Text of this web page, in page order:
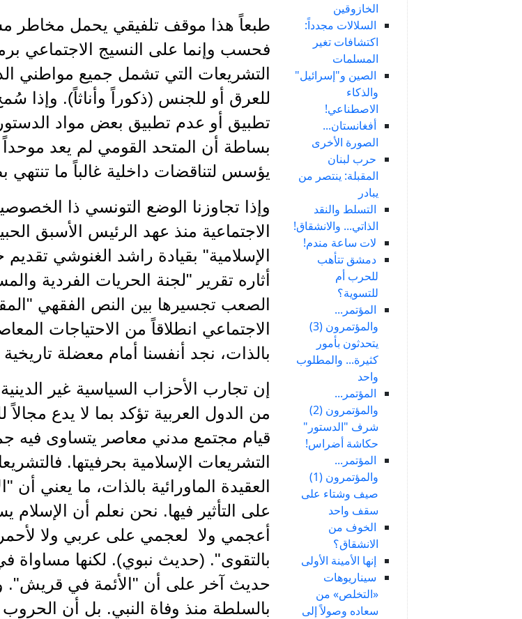
الخازوقين
السلالات مجدداً:
اكتشافات تغير
المسلمات
الصين و"إسرائيل"
والذكاء
الاصطناعي!
أفغانستان...
الصورة الأخرى
حرب لبنان
المقبلة: ينتصر من
يبادر
التسلط والنقد
الذاتي... والانشقاق!
لات ساعة مندم!
دمشق تتأهب
للحرب أم
للتسوية؟
المؤتمر...
والمؤتمرون (3)
يتحدثون بأمور
كثيرة... والمطلوب
واحد
المؤتمر...
والمؤتمرون (2)
شرف "الدستور"
حكاشة أضراس!
المؤتمر...
والمؤتمرون (1)
صيف وشتاء على
سقف واحد
الخوف من
الانشقاق؟
إنها الأمينة الأولى
سيناريوهات
«التخلص» من
سعاده وصولاً إلى
طبعاً هذا موقف تلفيقي يحمل مخاطر
فحسب وإنما على النسيج الاجتماعي
التشريعات التي تشمل جميع مواطني
للعرق أو للجنس (ذكوراً وأناثاً). وإذا
تطبيق أو عدم تطبيق بعض مواد
بساطة أن المتحد القومي لم يعد موحداً
يؤسس لتناقضات داخلية غالباً ما
وإذا تجاوزنا الوضع التونسي ذا
الاجتماعية منذ عهد الرئيس الأسبق
الإسلامية" بقيادة راشد الغنوشي
أثاره تقرير "لجنة الحريات الفردية
الصعب تجسيرها بين النص الفقهي
الاجتماعي انطلاقاً من الاحتياجات
بالذات، نجد أنفسنا أمام معضلة
إن تجارب الأحزاب السياسية غير
من الدول العربية تؤكد بما لا يدع
قيام مجتمع مدني معاصر يتساوى فيه
التشريعات الإسلامية بحرفيتها.
العقيدة الماورائية بالذات، ما يعني
على التأثير فيها. نحن نعلم أن
أعجمي ولا ‏ ‏لعجمي على عربي ولا
بالتقوى". (حديث نبوي). لكنها مساواة
حديث آخر على أن "الأئمة في قريش".
بالسلطة منذ وفاة النبي. بل أن